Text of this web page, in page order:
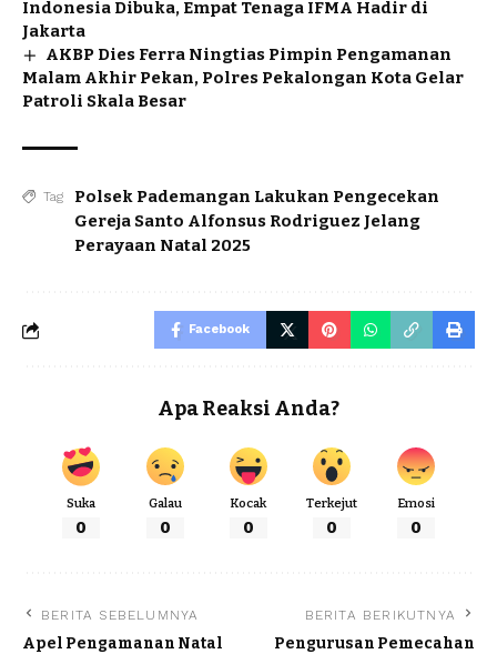
Indonesia Dibuka, Empat Tenaga IFMA Hadir di
Jakarta
AKBP Dies Ferra Ningtias Pimpin Pengamanan
Malam Akhir Pekan, Polres Pekalongan Kota Gelar
Patroli Skala Besar
Tag
Polsek Pademangan Lakukan Pengecekan
Gereja Santo Alfonsus Rodriguez Jelang
Perayaan Natal 2025
Facebook
Apa Reaksi Anda?
Suka
0
Galau
0
Kocak
0
Terkejut
0
Emosi
0
BERITA SEBELUMNYA
Apel Pengamanan Natal
BERITA BERIKUTNYA
Pengurusan Pemecahan